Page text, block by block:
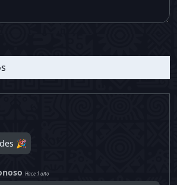
🎉
Hace 1 año